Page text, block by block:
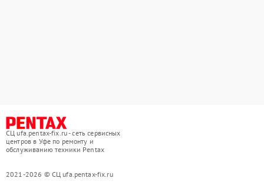
СЦ ufa.pentax-fix.ru - сеть сервисных
центров в Уфе по ремонту и
обслуживанию техники Pentax
2021-2026 © СЦ ufa.pentax-fix.ru